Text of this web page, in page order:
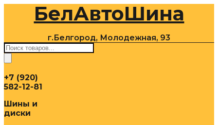
содержимомуБелАвтоШина
г.Белгород, Молодежная, 93
Поиск
товаров
+7 (920)
582-12-81
Шины и
диски